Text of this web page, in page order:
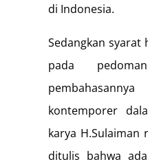
di Indonesia.
Sedangkan
pada
kontemporer
karya H.Sulaiman
ditulis bahwa